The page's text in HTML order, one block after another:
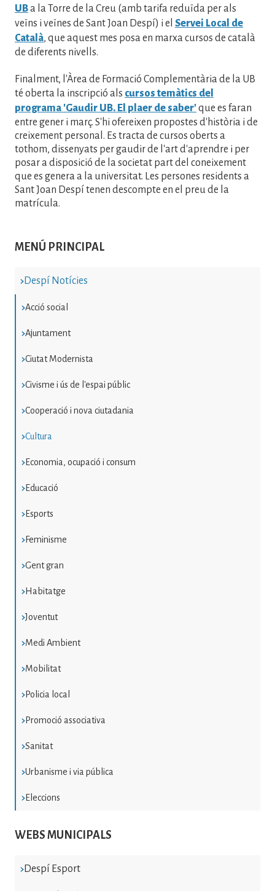
MENÚ PRINCIPAL
Despí Notícies
Acció social
Ajuntament
Ciutat Modernista
Civisme i ús de l'espai públic
Cooperació i nova ciutadania
Cultura
Economia, ocupació i consum
Educació
Esports
Feminisme
Gent gran
Habitatge
Joventut
Medi Ambient
Mobilitat
Policia local
Promoció associativa
Sanitat
Urbanisme i via pública
Eleccions
WEBS MUNICIPALS
Despí Esport
UBa la Torre de la Creu (amb tarifa reduïda per als
veïns i veïnes de Sant Joan Despí) i el Servei Local de
Català, que aquest mes posa en marxa cursos de català
de diferents nivells.
Finalment, l'Àrea de Formació Complementària de la UB
té oberta la inscripció als cursos temàtics del
programa 'Gaudir UB. El plaer de saber'que es faran
entre gener i març. S'hi ofereixen propostes d'història i de
creixement personal. Es tracta de cursos oberts a
tothom, dissenyats per gaudir de l'art d'aprendre i per
posar a disposició de la societat part del coneixement
que es genera a la universitat. Les persones residents a
Sant Joan Despí tenen descompte en el preu de la
matrícula.